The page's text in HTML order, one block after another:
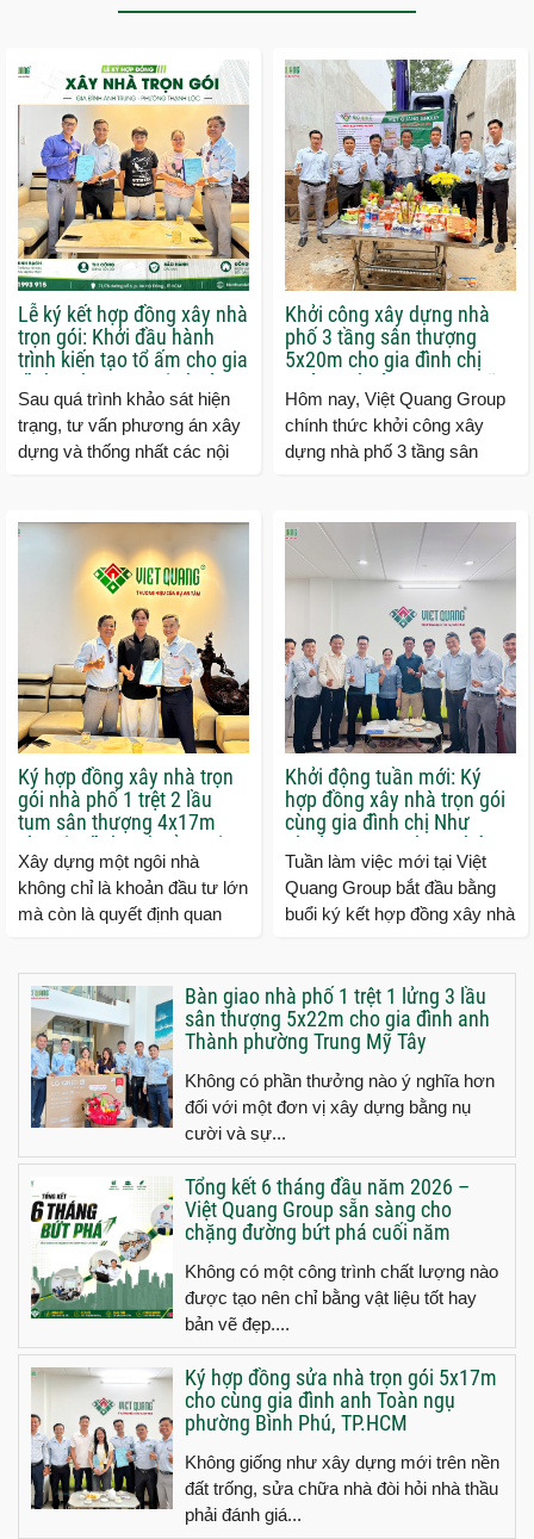
Lễ ký kết hợp đồng xây nhà
trọn gói: Khởi đầu hành
trình kiến tạo tổ ấm cho gia
đình anh Trung tại phường
Thạnh Lộc
Sau quá trình khảo sát hiện
trạng, tư vấn phương án xây
dựng và thống nhất các nội
Ký hợp đồng xây nhà trọn
gói nhà phố 1 trệt 2 lầu
tum sân thượng 4x17m
cho gia đình anh Cầu tại
Quận 9 TP.HCM
Xây dựng một ngôi nhà
không chỉ là khoản đầu tư lớn
mà còn là quyết định quan
Khởi công xây dựng nhà
phố 3 tầng sân thượng
5x20m cho gia đình chị
Hường phường Trung Mỹ
Tây
Hôm nay, Việt Quang Group
chính thức khởi công xây
dựng nhà phố 3 tầng sân
Tây, TP.HCM....
Khởi động tuần mới: Ký
hợp đồng xây nhà trọn gói
cùng gia đình chị Như
phường Tăng Nhơn Phú
tP.HCM
Tuần làm việc mới tại Việt
Quang Group bắt đầu bằng
buổi ký kết hợp đồng xây nhà
Bàn giao nhà phố 1 trệt 1 lửng 3 lầu
sân thượng 5x22m cho gia đình anh
Thành phường Trung Mỹ Tây
Không có phần thưởng nào ý nghĩa hơn
đối với một đơn vị xây dựng bằng nụ
cười và sự...
Tổng kết 6 tháng đầu năm 2026 –
Việt Quang Group sẵn sàng cho
chặng đường bứt phá cuối năm
Không có một công trình chất lượng nào
được tạo nên chỉ bằng vật liệu tốt hay
bản vẽ đẹp....
Ký hợp đồng sửa nhà trọn gói 5x17m
cho cùng gia đình anh Toàn ngụ
phường Bình Phú, TP.HCM
Không giống như xây dựng mới trên nền
đất trống, sửa chữa nhà đòi hỏi nhà thầu
phải đánh giá...